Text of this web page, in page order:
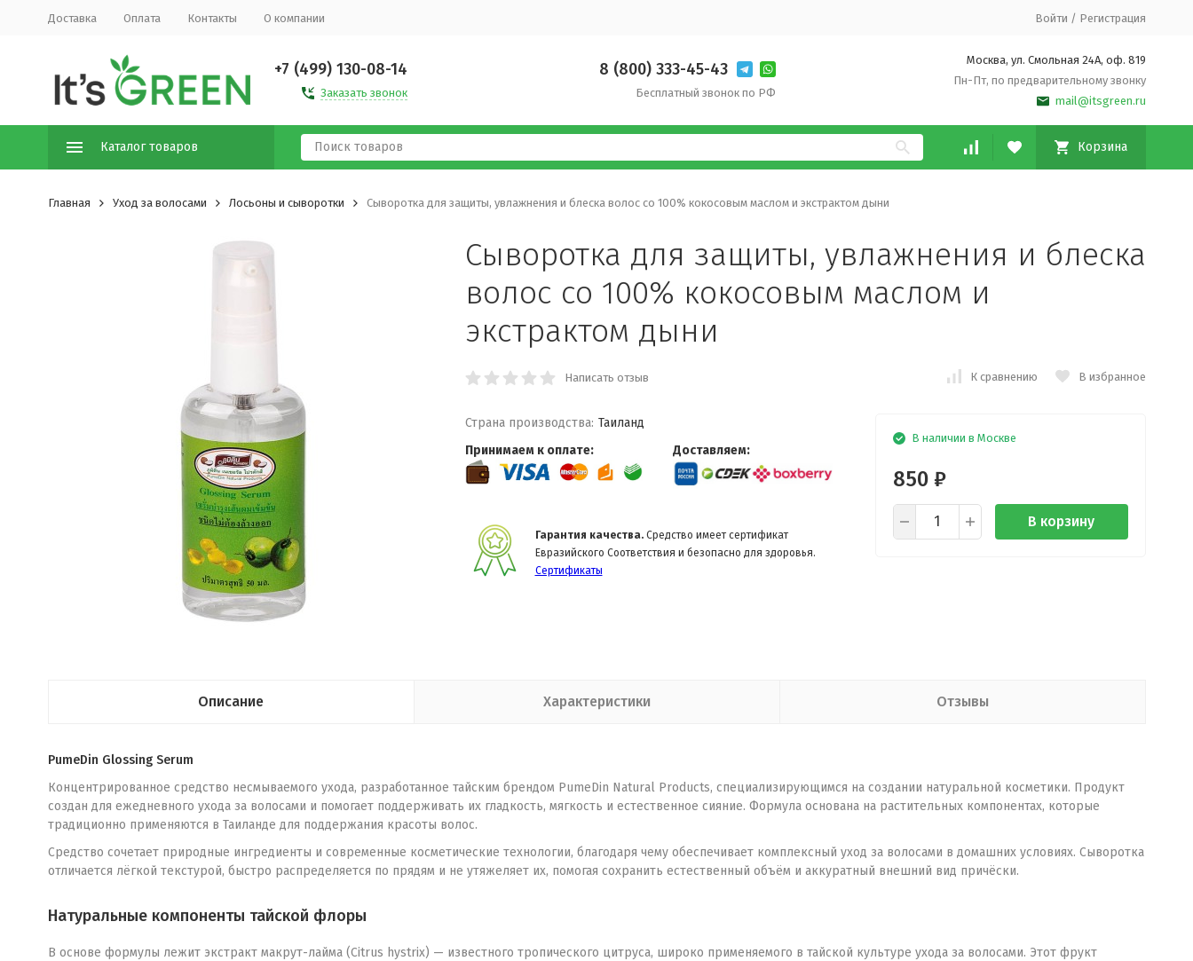
Доставка Оплата Контакты О компании Войти / Регистрация
+7 (499) 130-08-14
Заказать звонок
8 (800) 333-45-43
Бесплатный звонок по РФ
Москва, ул. Смольная 24А, оф. 819
Пн-Пт, по предварительному звонку
mail@itsgreen.ru
Каталог товаров Корзина
Главная Уход за волосами Лосьоны и сыворотки Сыворотка для защиты, увлажнения и блеска волос со 100% кокосовым маслом и экстрактом дыни
Сыворотка для защиты, увлажнения и блеска
волос со 100% кокосовым маслом и
экстрактом дыни
Написать отзыв К сравнению В избранное
Страна производства: Таиланд
Принимаем к оплате:
Доставляем:
Гарантия качества.Средство имеет сертификат
Евразийского Соответствия и безопасно для здоровья.
Сертификаты
В наличии в Москве
850 ₽
В корзину
Описание Характеристики Отзывы
PumeDin Glossing Serum
Концентрированное средство несмываемого ухода, разработанное тайским брендом PumeDin Natural Products, специализирующимся на создании натуральной косметики. Продукт
создан для ежедневного ухода за волосами и помогает поддерживать их гладкость, мягкость и естественное сияние. Формула основана на растительных компонентах, которые
традиционно применяются в Таиланде для поддержания красоты волос.
Средство сочетает природные ингредиенты и современные косметические технологии, благодаря чему обеспечивает комплексный уход за волосами в домашних условиях. Сыворотка
отличается лёгкой текстурой, быстро распределяется по прядям и не утяжеляет их, помогая сохранить естественный объём и аккуратный внешний вид причёски.
Натуральные компоненты тайской флоры
В основе формулы лежит экстракт макрут-лайма (Citrus hystrix) — известного тропического цитруса, широко применяемого в тайской культуре ухода за волосами. Этот фрукт